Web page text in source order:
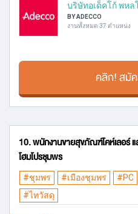
บริษัทอเด็คโก้ พหล
BY ADECCO
งานทั้งหมด 37 ตำแหน่ง
คลิก! สมั
10. พนักงานขายสุขภัณฑ์โคห์เลอร์
โฮมโปรชุมพร
#ชุมพร #เมืองชุมพร #PC
#ไทวัสดุ